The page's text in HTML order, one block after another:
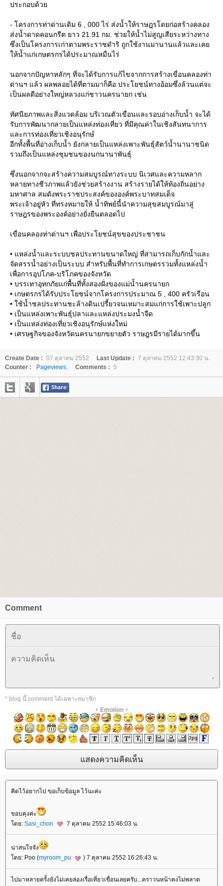
ประกอบด้ว
- โครงการท่าด่านเดิม 6 , 000 ไร่ ส่งน้ำให้ราษฎรโดยก่อสร้างคลอง
ส่งน้ำดาดคอนกรีต ยาว 21.91 กม. ช่วยให้น้ำไม่สูญเสียระหว่างทาง
ซึ่งเป็นโครงการเก่าตามพระราชดำริ ถูกใช้งานมานานแล้วและเค
ห้น้ำแก่เกษตรกรได้ประมาณหมื่นไร่
นอกจากปัญหาหลักๆ ที่จะได้รับการแก้ไขจากการสร้างเขื่อนคลองท่า
ด่านฯ แล้ว ผลพลอยได้ที่ตามมาก็คือ ประโยชน์ทางอ้อมซึ่งล้วนแต่จะ
เป็นผลดีอย่างใหญ่หลวงแก่ชาวนครนายก เช่น
ทัศนียภาพและสิ่งแวดล้อม บริเวณตัวเขื่อนและรอบอ่างเก็บน้ำ จะได้
รับการพัฒนากลายเป็นแหล่งท่องเที่ยว ที่มีคุณค่าในเชิงสันทนาการ
ละการท่องเที่ยวเชิงอนุรักษ์
อีกทั้งพื้นที่อ่างเก็บน้ำ ยังกลายเป็นแหล่งเพาะพันธุ์สัตว์น้ำนานาชนิด
รวมถึงเป็นแหล่งชุมชนของนกนานาพันธุ์
ซึ่งนอกจากจะสร้างความสมบูรณ์ทางระบบ นิเวศและความหลาก
หลายทางชีวภาพแล้วยังช่วยสร้างงาน สร้างรายได้ให้ท้องถิ่นอย่าง
มหาศาล สมดังพระราชประสงค์ขององค์พระบาทสมเด็จ
พระเจ้าอยู่หัว ที่ทรงหมายให้ น้ำทิพย์นี้นำความสุขสมบูรณ์มาสู่
ราษฎรของพระองค์อย่างยั่งยืนตลอดไป
เขื่อนคลองท่าด่านฯ เพื่อประโยชน์สุขของประชาชน
• แหล่งน้ำและระบบชลประทานขนาดใหญ่ ที่สามารถเก็บกักน้ำและ
จัดสรรน้ำอย่างเป็นระบบ สำหรับพื้นที่ทำการเกษตรรวมทั้งแหล่งน้ำ
เพื่อการอุปโภค-บริโภคของจังหวัด
• บรรเทาอุทกภัยแก่พื้นที่ทั้งสองฝั่งของแม่น้ำนครนายก
• เกษตรกรได้รับประโยชน์จากโครงการประมาณ 5 , 400 ครัวเรือน
• ใช้น้ำชลประทานชะล้างดินเปรี้ยวจนเหมาะสมแก่การใช้เพาะปลูก
• เป็นแหล่งเพาะพันธุ์ปลาและแหล่งประมงน้ำจืด
• เป็นแหล่งท่องเที่ยวเชิงอนุรักษ์แห่งใหม่
• เศรษฐกิจของจังหวัดนครนายกขยายตัว ราษฎรมีรายได้มากขึ้น
Create Date : 07 ตุลาคม 2552 Last Update : 7 ตุลาคม 2552 12:43:30 น.
Counter :
Pageviews. Comments : 5
Comment
* blog นี้ comment ได้เฉพาะสมาชิก
+ Emotion+
คิดไว้อยากไป ขอเก็บข้อมูล ไว้นะค่ะ
ขอบคุงค่ะ
ดย: Sasi_chon 7 ตุลาคม 2552 15:46:03 น.
น่าสนใจจัง
ดย: Poo (myroom_pu ) 7 ตุลาคม 2552 16:26:43 น.
ไปมาหลายครั้งยังไม่เคยล่องเรื่อเที่ยวเขื่อนเลยครับ...คราวนหน้าคงไม่พลาด